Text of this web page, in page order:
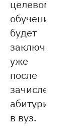
целевом
обучении
будет
заключаться
уже
после
зачисления
абитуриента
в вуз.